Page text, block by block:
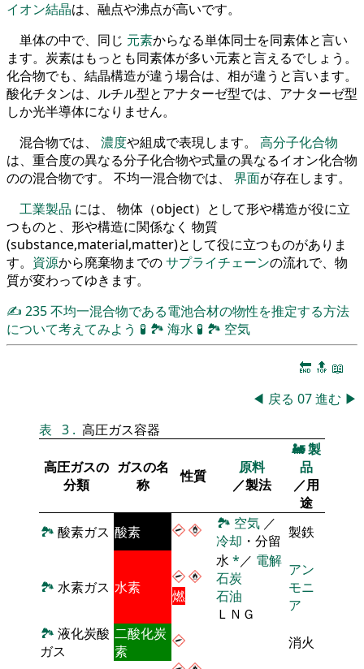
イオン結晶は、融点や沸点が高いです。
単体の中で、同じ 元素からなる単体同士を同素体と言い
ます。炭素はもっとも同素体が多い元素と言えるでしょう。
化合物でも、結晶構造が違う場合は、相が違うと言います。
酸化チタンは、ルチル型とアナターゼ型では、アナターゼ型
しか光半導体になりません。
混合物では、 濃度や組成で表現します。 高分子化合物
は、重合度の異なる分子化合物や式量の異なるイオン化合物
のの混合物です。 不均一混合物では、 界面が存在します。
工業製品 には、 物体（object）として形や構造が役に立
つものと、形や構造に関係なく 物質
(substance,material,matter)として役に立つものがありま
す。 資源から廃棄物までのサプライチェーンの流れで、物
質が変わってゆきます。
✍ 235不均一混合物である電池合材の物性を推定する方法
について考えてみよう 🧪 🏞 海水 🧪 🏞 空気
🔚 🔝 📖
◀ 戻る 07進む ▶
表 3 . 高圧ガス容器
高圧ガスの
分類
ガスの名
称
性質
原料
／製法
🚂製
品
／用
途
🏞 酸素ガス 酸素 🏞 空気 ／
冷却 ・分留 製鉄
🏞 水素ガス 水素 燃
水 *／ 電解
石炭
石油
ＬＮＧ
アン
モニ
ア
🏞 液化炭酸
ガス
二酸化炭
素
消火